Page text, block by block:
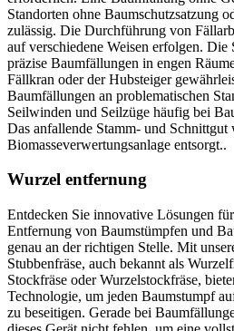
Standorten ohne Baumschutzsatzung
zulässig. Die Durchführung von
auf verschiedene Weisen erfolgen.
präzise Baumfällungen in engen
Fällkran oder der Hubsteiger
Baumfällungen an problematischen
Seilwinden und Seilzüge häufig bei
Das anfallende Stamm- und
Biomasseverwertungsanlage entsorgt..
Wurzel entfernung
Entdecken Sie innovative Lösungen
Entfernung von Baumstümpfen und
genau an der richtigen Stelle. Mit
Stubbenfräse, auch bekannt als
Stockfräse oder Wurzelstockfräse,
Technologie, um jeden Baumstumpf
zu beseitigen. Gerade bei